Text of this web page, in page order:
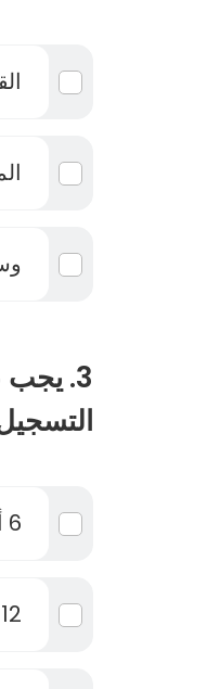
3.
6 أشهر
12 أشهر